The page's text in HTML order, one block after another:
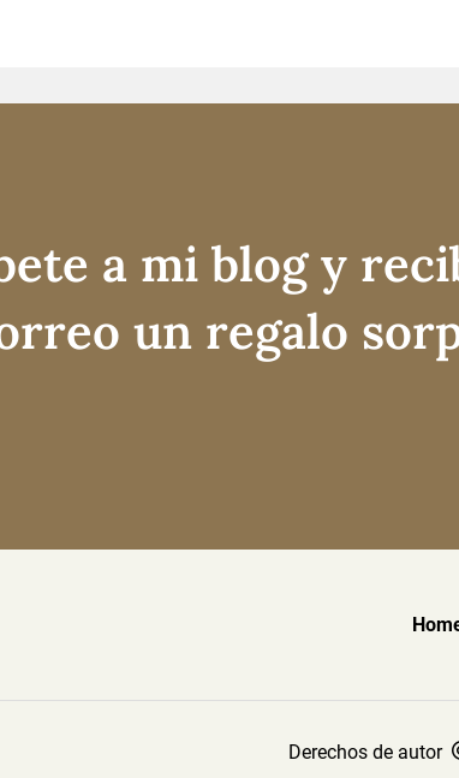
a mi blog y
un regalo
Derechos de autor